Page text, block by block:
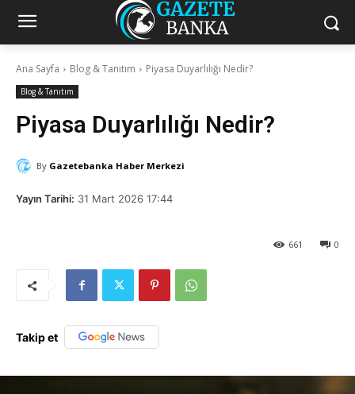
Ana Sayfa Blog & Tanıtım Piyasa Duyarlılığı Nedir?
Blog & Tanıtım
Piyasa Duyarlılığı Nedir?
By Gazetebanka Haber Merkezi
Yayın Tarihi: 31 Mart 2026 17:44
0
661
Takip et